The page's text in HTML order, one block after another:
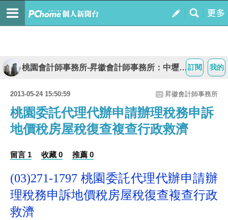
我的
訂閱
桃園會計師事務所-昇徽會計師事務所：中壢八德龜山南崁蘆竹平鎮楊梅大園
2013-05-24 15:50:59 昇徽會計師事務所
桃園委託代理代辦申請辦理稅務申訴
地價稅房屋稅復查複查行政救濟
留言 1 收藏 0 推薦 0
(03)271-1797 桃園委託代理代辦申請辦
理稅務申訴地價稅房屋稅復查複查行政
救濟